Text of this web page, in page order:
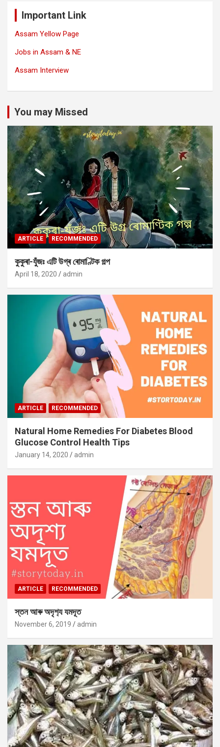
Important Link
Assam Yellow Page
Jobs in Assam & NE
Assam Interview
You may Missed
ARTICLE RECOMMENDED
কুকুৰা-যুঁজঃ এটি উগ্ৰ ৰোমাণ্টিক গল্প
April 18, 2020 admin
ARTICLE RECOMMENDED
Natural Home Remedies For Diabetes Blood
Glucose Control Health Tips
January 14, 2020 admin
ARTICLE RECOMMENDED
স্তন আৰু অদৃশ‍্য যমদূত
November 6, 2019 admin